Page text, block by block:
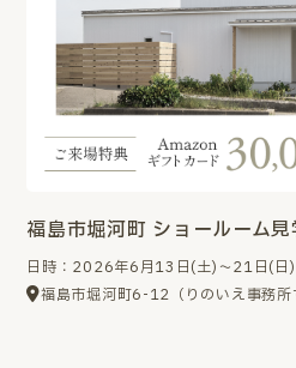
福島市堀河町 ショールーム
日時：2026年6月13日(土)～21日(日)
福島市堀河町6-12（りのいえ事務所